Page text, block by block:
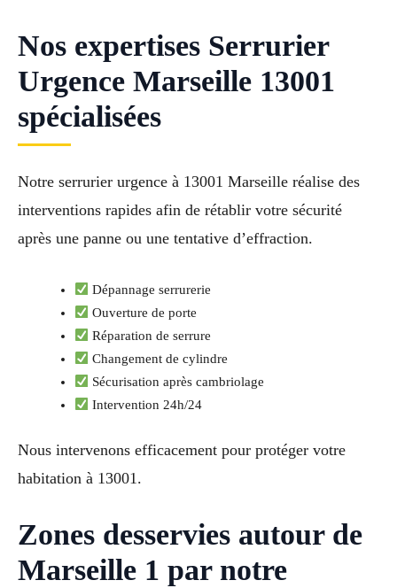
Nos expertises Serrurier
Urgence Marseille 13001
spécialisées
Notre serrurier urgence à 13001 Marseille réalise des
interventions rapides afin de rétablir votre sécurité
après une panne ou une tentative d’effraction.
Dépannage serrurerie
Ouverture de porte
Réparation de serrure
Changement de cylindre
Sécurisation après cambriolage
Intervention 24h/24
Nous intervenons efficacement pour protéger votre
habitation à 13001.
Zones desservies autour de
Marseille 1 par notre